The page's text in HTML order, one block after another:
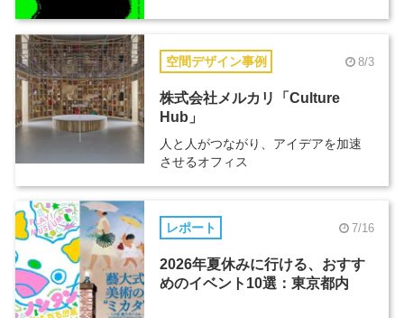
空間デザイン事例 8/3
株式会社メルカリ「Culture
Hub」
人と人がつながり、アイデアを加速
させるオフィス
レポート 7/16
2026年夏休みに行ける、おすす
めのイベント10選：東京都内